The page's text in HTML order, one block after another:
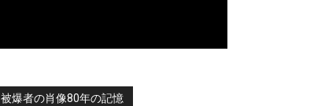
被爆者の肖像80年の記憶